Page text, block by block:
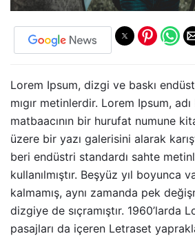
Lorem Ipsum, dizgi ve baskı
mıgır metinlerdir. Lorem Ipsum,
matbaacının bir hurufat numune
üzere bir yazı galerisini alarak
beri endüstri standardı sahte
kullanılmıştır. Beşyüz yıl boyunca
kalmamış, aynı zamanda pek
dizgiye de sıçramıştır. 1960’larda
pasajları da içeren Letraset